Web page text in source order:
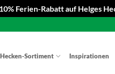
Ferien-Rabatt auf Helges
Hecken-Sortiment Inspirationen